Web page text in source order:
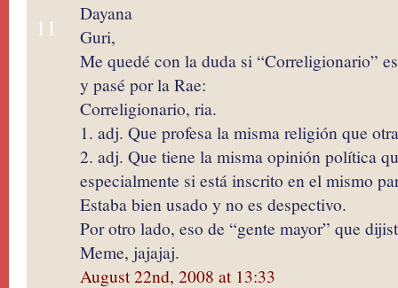
11
Dayana
Guri,
Me quedé con la duda si “Correligionario”
y pasé por la Rae:
Correligionario, ria.
1. adj. Que profesa la misma religión que
2. adj. Que tiene la misma opinión política
especialmente si está inscrito en el mismo
Estaba bien usado y no es despectivo.
Por otro lado, eso de “gente mayor” que
Meme, jajajaj.
August 22nd, 2008 at 13:33